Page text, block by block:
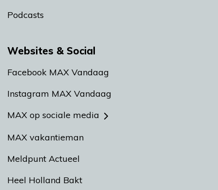
Podcasts
Websites & Social
Facebook MAX Vandaag
Instagram MAX Vandaag
MAX op sociale media
MAX vakantieman
Meldpunt Actueel
Heel Holland Bakt